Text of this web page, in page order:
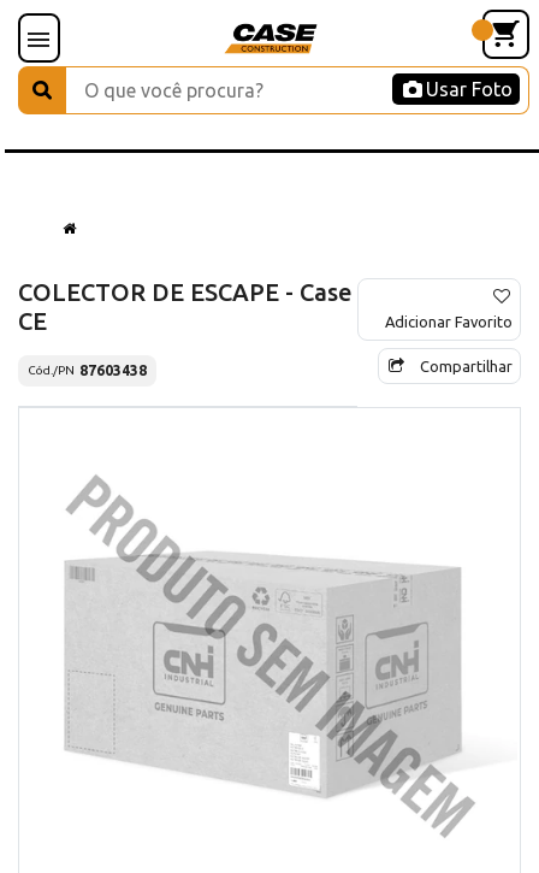
Usar Foto
COLECTOR DE ESCAPE - Case
CE
Cód./PN 87603438
Adicionar Favorito
Compartilhar